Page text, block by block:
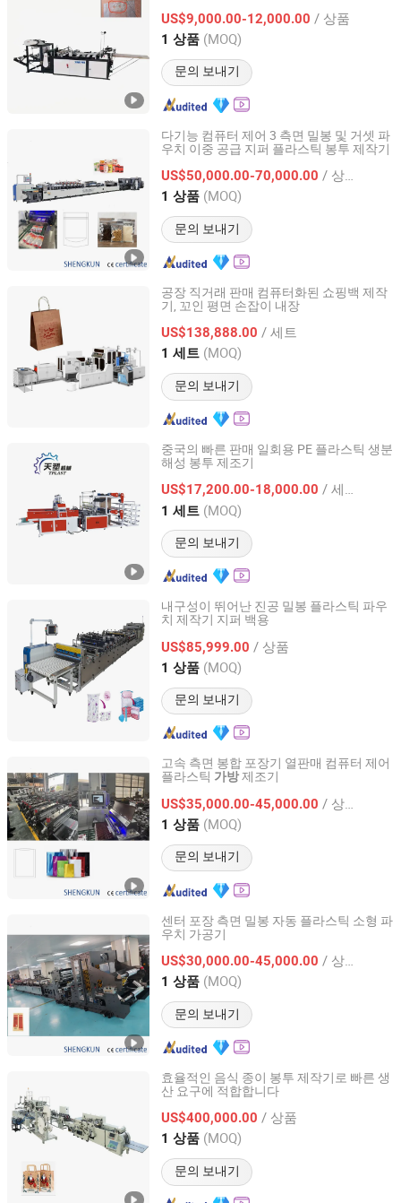
US$9,000.00-12,000.00 / 상품
1 상품 (MOQ)
문의 보내기
Zhejiang, China 이후 2021
다기능 컴퓨터 제어 3 측면 밀봉 및 거셋 파
우치 이중 공급 지퍼 플라스틱 봉투 제작기
US$50,000.00-70,000.00 / 상품
1 상품 (MOQ)
문의 보내기
Wuxi Shengkun Machinery Co., Ltd.
Jiangsu, China 이후 2025
공장 직거래 판매 컴퓨터화된 쇼핑백 제작
기, 꼬인 평면 손잡이 내장
US$138,888.00 / 세트
1 세트 (MOQ)
문의 보내기
Zhejiang Hongpeng Machinery Co., Ltd.
Zhejiang, China 이후 2008
중국의 빠른 판매 일회용 PE 플라스틱 생분
해성 봉투 제조기
US$17,200.00-18,000.00 / 세트
1 세트 (MOQ)
문의 보내기
RUIAN TPLAST MACHINE CO.,LTD
Zhejiang, China 이후 2020
내구성이 뛰어난 진공 밀봉 플라스틱 파우
치 제작기 지퍼 백용
US$85,999.00 / 상품
1 상품 (MOQ)
문의 보내기
Zhejiang Mingli Machinery Technology Co., Ltd.
Zhejiang, China 이후 2026
고속 측면 봉합 포장기 열판매 컴퓨터 제어
플라스틱 가방제조기
US$35,000.00-45,000.00 / 상품
1 상품 (MOQ)
문의 보내기
Wuxi Shengkun Machinery Co., Ltd.
Jiangsu, China 이후 2025
센터 포장 측면 밀봉 자동 플라스틱 소형 파
우치 가공기
US$30,000.00-45,000.00 / 상품
1 상품 (MOQ)
문의 보내기
Wuxi Shengkun Machinery Co., Ltd.
Jiangsu, China 이후 2025
효율적인 음식 종이 봉투 제작기로 빠른 생
산 요구에 적합합니다
US$400,000.00 / 상품
1 상품 (MOQ)
문의 보내기
WUHU NEWPACK MACHINERY CO., LTD.
Anhui, China 이후 2024